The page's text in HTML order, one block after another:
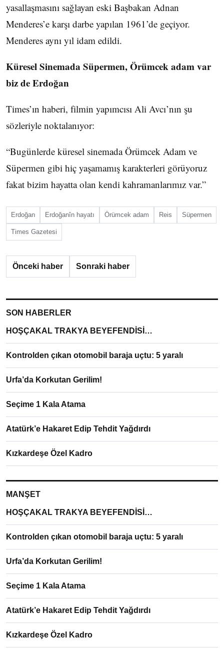
yasallaşmasını sağlayan eski Başbakan Adnan
Menderes’e karşı darbe yapılan 1961’de geçiyor.
Menderes aynı yıl idam edildi.
Küresel Sinemada Süpermen, Örümcek adam var
biz de Erdoğan
Times’ın haberi, filmin yapımcısı Ali Avcı’nın şu
sözleriyle noktalanıyor:
“Bugünlerde küresel sinemada Örümcek Adam ve
Süpermen gibi hiç yaşamamış karakterleri görüyoruz
fakat bizim hayatta olan kendi kahramanlarımız var.”
Erdoğan Erdoğanîn hayatı Örümcek adam Reis Süpermen
Times Gazetesi
Önceki haber Sonraki haber
SON HABERLER
HOŞÇAKAL TRAKYA BEYEFENDİSİ…
Kontrolden çıkan otomobil baraja uçtu: 5 yaralı
Urfa’da Korkutan Gerilim!
Seçime 1 Kala Atama
Atatürk’e Hakaret Edip Tehdit Yağdırdı
Kızkardeşe Özel Kadro
MANŞET
HOŞÇAKAL TRAKYA BEYEFENDİSİ…
Kontrolden çıkan otomobil baraja uçtu: 5 yaralı
Urfa’da Korkutan Gerilim!
Seçime 1 Kala Atama
Atatürk’e Hakaret Edip Tehdit Yağdırdı
Kızkardeşe Özel Kadro